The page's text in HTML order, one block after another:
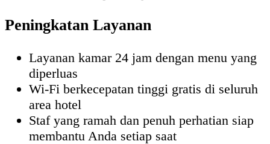
Peningkatan Layanan
Layanan kamar 24 jam dengan menu yang
diperluas
Wi-Fi berkecepatan tinggi gratis di seluruh
area hotel
Staf yang ramah dan penuh perhatian siap
membantu Anda setiap saat